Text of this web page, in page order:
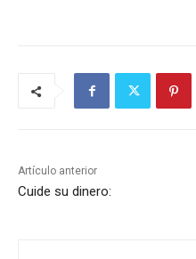
Artículo anterior
Cuide su dinero: